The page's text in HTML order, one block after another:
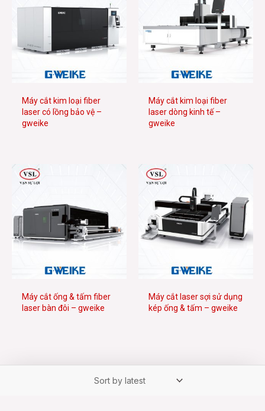
Máy cắt kim loại fiber
laser có lồng bảo vệ –
gweike
Máy cắt kim loại fiber
laser dòng kinh tế –
gweike
Máy cắt ống & tấm fiber
laser bàn đôi – gweike
Máy cắt laser sợi sử dụng
kép ống & tấm – gweike